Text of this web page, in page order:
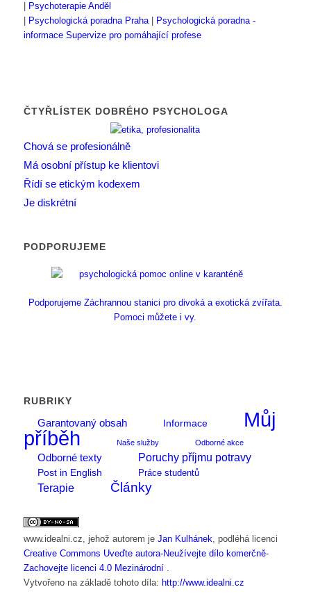
Psychoterapie Anděl
Psychologická poradna Praha|
Psychologická poradna -
informace Supervize pro pomáhající profese
ČTYŘLÍSTEK DOBRÉHO PSYCHOLOGA
Chová se profesionálně
Má osobní přístup ke klientovi
Řídí se etickým kodexem
Je diskrétní
PODPORUJEME
Podporujeme Záchrannou stanici pro divoká a exotická zvířata.
Pomoci můžete i vy.
RUBRIKY
Garantovaný obsah
Informace
Můj
příběh
Naše služby Odborné akce
Odborné texty Poruchy příjmu potravy
Post in English Práce studentů
Terapie Články
www.idealni.cz , jehož autorem je Jan Kulhánek , podléhá licenci
Creative Commons Uveďte autora-Neužívejte dílo komerčně-
Zachovejte licenci 4.0 Mezinárodní
Vytvořeno na základě tohoto díla: http://www.idealni.cz